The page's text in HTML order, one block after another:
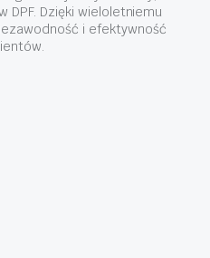
Dzięki wieloletniemu
i efektywność